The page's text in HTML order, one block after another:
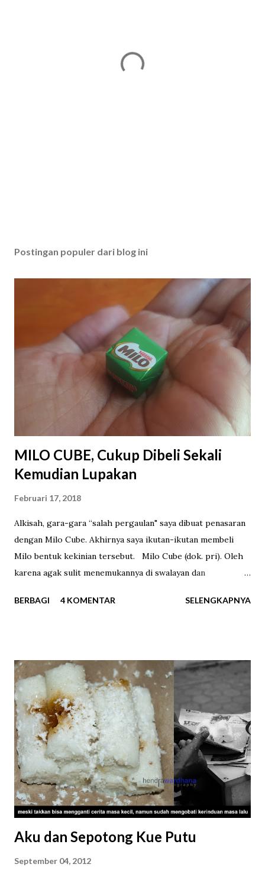
Postingan populer dari blog ini
MILO CUBE, Cukup Dibeli Sekali
Kemudian Lupakan
Februari 17, 2018
Alkisah, gara-gara “salah pergaulan" saya dibuat penasaran
dengan Milo Cube. Akhirnya saya ikutan-ikutan membeli
Milo bentuk kekinian tersebut. Milo Cube (dok. pri). Oleh
karena agak sulit menemukannya di swalayan dan
online . Di berbagai toko online Milo Cube dijual dengan
Cube akhirnya tiba di tangan saya. Saat membuka
bungkusnya saya langsung berjumpa dengan 100 kotak
mungil dengan bungkus kertas hijau bertuliskan “MILO” dan
“ENERGY CUBE”. Ukurannya benar-benar kecil. Satu cube
beratnya hanya 2,75 gram, sehingga totalnya 275 gram.
Milo Cube yang sedang digandrungi saat ini (dok. pri). "Milo
Kotak", begitu kira-kira terjemahan bebas Milo Cube (dok.
pri). Tiba saatnya unboxing . Milo Cube ini berupa bubu...
BERBAGI 4 KOMENTAR SELENGKAPNYA
Aku dan Sepotong Kue Putu
September 04, 2012